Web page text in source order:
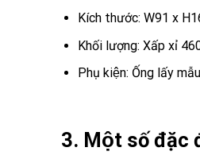
Kích thước: W91 x
Khối lượng: Xấp xỉ
Phụ kiện: Ống lấy
3. Một số đặc